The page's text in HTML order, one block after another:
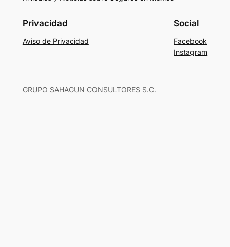
Privacidad
Aviso de Privacidad
Social
Facebook
Instagram
GRUPO SAHAGUN CONSULTORES S.C.